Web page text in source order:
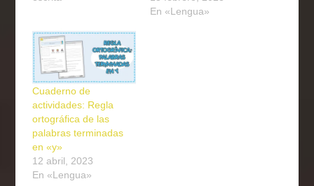
En «Lengua»
Cuaderno de
actividades: Regla
ortográfica de las
palabras terminadas
en «y»
12 abril, 2023
En «Lengua»